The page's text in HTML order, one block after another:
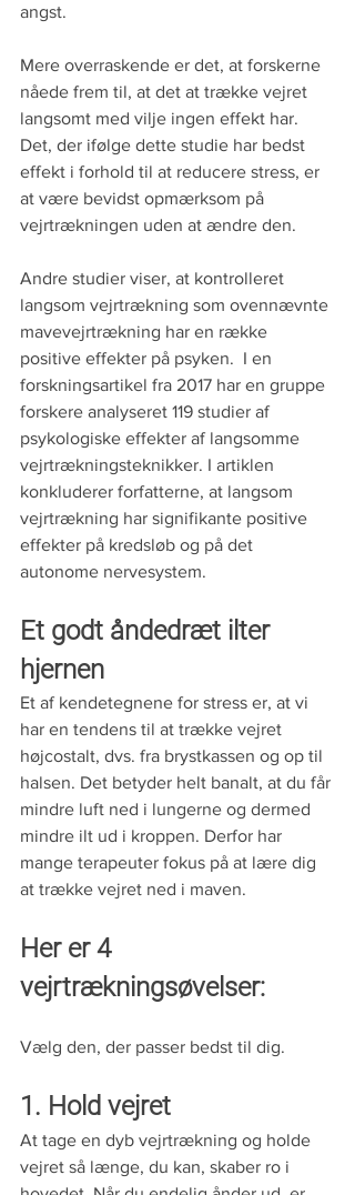
angst.
Mere overraskende er det, at forskerne
nåede frem til, at det at trække vejret
langsomt med vilje ingen effekt har.
Det, der ifølge dette studie har bedst
effekt i forhold til at reducere stress, er
at være bevidst opmærksom på
vejrtrækningen uden at ændre den.
Andre studier viser, at kontrolleret
langsom vejrtrækning som ovennævnte
mavevejrtrækning har en række
positive effekter på psyken.  I en
forskningsartikel fra 2017 har en gruppe
forskere analyseret 119 studier af
psykologiske effekter af langsomme
vejrtrækningsteknikker. I artiklen
konkluderer forfatterne, at langsom
vejrtrækning har signifikante positive
effekter på kredsløb og på det
autonome nervesystem.
Et godt åndedræt ilter
hjernen
Et af kendetegnene for stress er, at vi
har en tendens til at trække vejret
højcostalt, dvs. fra brystkassen og op til
halsen. Det betyder helt banalt, at du får
mindre luft ned i lungerne og dermed
mindre ilt ud i kroppen. Derfor har
mange terapeuter fokus på at lære dig
at trække vejret ned i maven.
Her er 4
vejrtrækningsøvelser:
Vælg den, der passer bedst til dig.
1. Hold vejret
At tage en dyb vejrtrækning og holde
vejret så længe, du kan, skaber ro i